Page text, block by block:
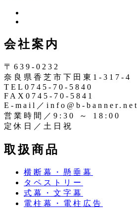
タ
ス
会社案内
〒639-0232
奈良県香芝市下田東1-317-4
TEL0745-70-5840
FAX0745-70-5841
E-mail／info@b-banner.net
営業時間／9:30 ～ 18:00
定休日／土日祝
取扱商品
横断幕・懸垂幕
タペストリー
式幕・文字幕
電柱幕・電柱広告